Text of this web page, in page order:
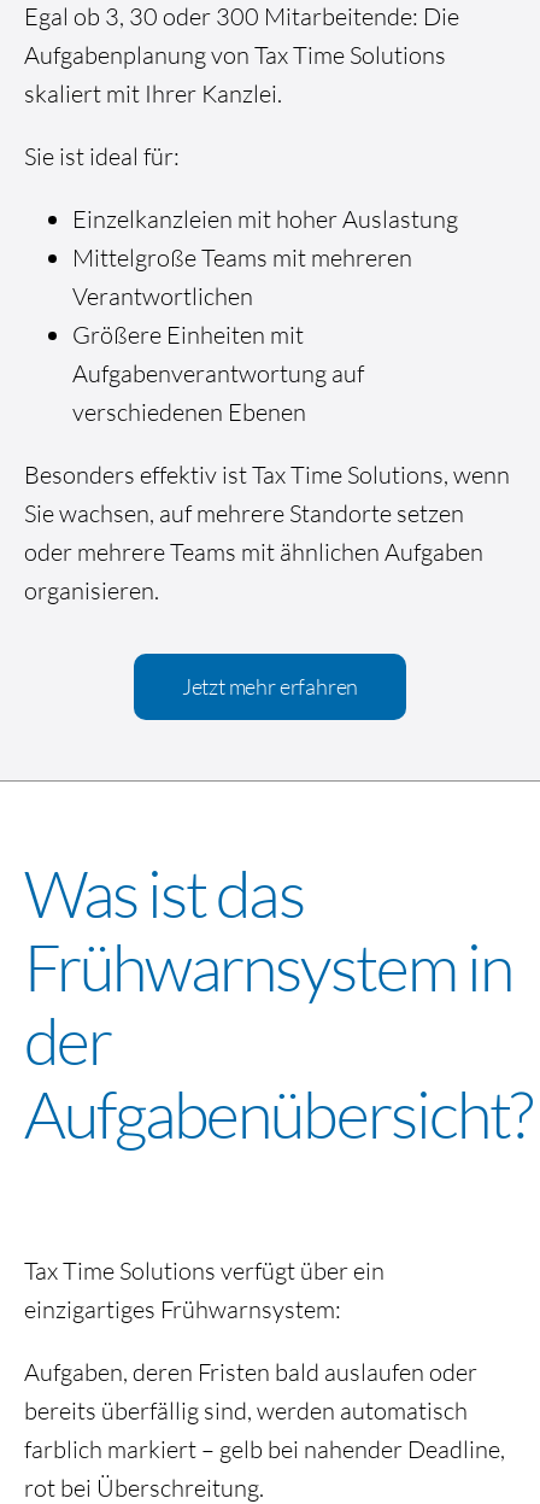
Egal ob 3, 30 oder 300 Mitarbeitende: Die
Aufgabenplanung von Tax Time Solutions
skaliert mit Ihrer Kanzlei.
Sie ist ideal für:
Einzelkanzleien mit hoher Auslastung
Mittelgroße Teams mit mehreren
Verantwortlichen
Größere Einheiten mit
Aufgabenverantwortung auf
verschiedenen Ebenen
Besonders effektiv ist Tax Time Solutions, wenn
Sie wachsen, auf mehrere Standorte setzen
oder mehrere Teams mit ähnlichen Aufgaben
organisieren.
Jetzt mehr erfahren
Was ist das
Frühwarnsystem in
der
Aufgabenübersicht?
Tax Time Solutions verfügt über ein
einzigartiges Frühwarnsystem:
Aufgaben, deren Fristen bald auslaufen oder
bereits überfällig sind, werden automatisch
farblich markiert – gelb bei nahender Deadline,
rot bei Überschreitung.